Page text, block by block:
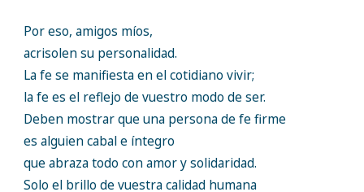
Por eso, amigos míos,
acrisolen su personalidad.
La fe se manifiesta en el cotidiano vivir;
la fe es el reflejo de vuestro modo de ser.
Deben mostrar que una persona de fe firme
es alguien cabal e íntegro
que abraza todo con amor y solidaridad.
Solo el brillo de vuestra calidad humana